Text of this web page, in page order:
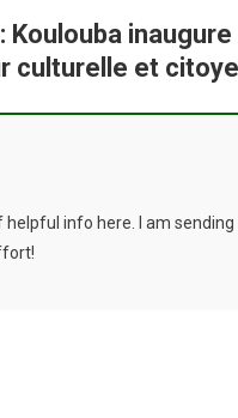
Koulouba
culturelle et
info here. I am